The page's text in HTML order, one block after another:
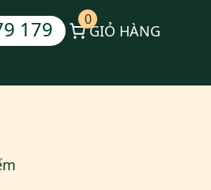
179 GIỎ HÀNG
0
submenu for Tài nguyên làm đẹp